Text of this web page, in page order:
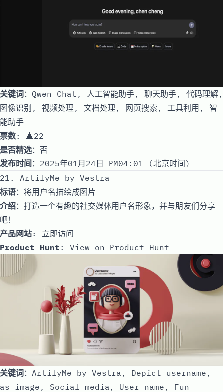
关键词：Qwen Chat, 人工智能助手, 聊天助手, 代码理解,
图像识别, 视频处理, 文档处理, 网页搜索, 工具利用, 智
能助手
票数: 🔺22
是否精选：否
发布时间 ：2025年01月24日 PM04:01 (北京时间)
21. ArtifyMe by Vestra
标语：将用户名描绘成图片
介绍：打造一个有趣的社交媒体用户名形象，并与朋友们分享
吧！
产品网站: 立即访问
Product Hunt : View on Product Hunt
关键词：ArtifyMe by Vestra, Depict username,
as image, Social media, User name, Fun